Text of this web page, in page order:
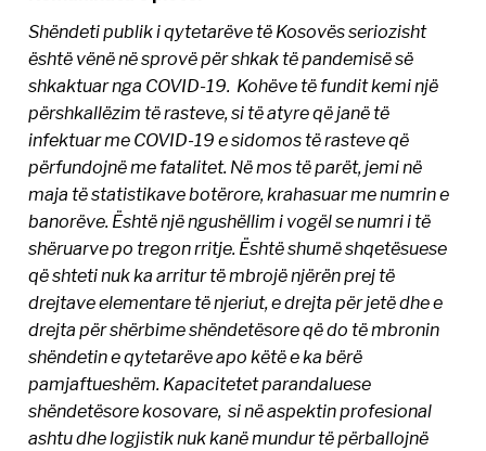
Shëndeti publik i qytetarëve të Kosovës seriozisht
është vënë në sprovë për shkak të pandemisë së
shkaktuar nga COVID-19. Kohëve të fundit kemi një
përshkallëzim të rasteve, si të atyre që janë të
infektuar me COVID-19 e sidomos të rasteve që
përfundojnë me fatalitet. Në mos të parët, jemi në
maja të statistikave botërore, krahasuar me numrin e
banorëve. Është një ngushëllim i vogël se numri i të
shëruarve po tregon rritje. Është shumë shqetësuese
që shteti nuk ka arritur të mbrojë njërën prej të
drejtave elementare të njeriut, e drejta për jetë dhe e
drejta për shërbime shëndetësore që do të mbronin
shëndetin e qytetarëve apo këtë e ka bërë
pamjaftueshëm. Kapacitetet parandaluese
shëndetësore kosovare, si në aspektin profesional
ashtu dhe logjistik nuk kanë mundur të përballojnë